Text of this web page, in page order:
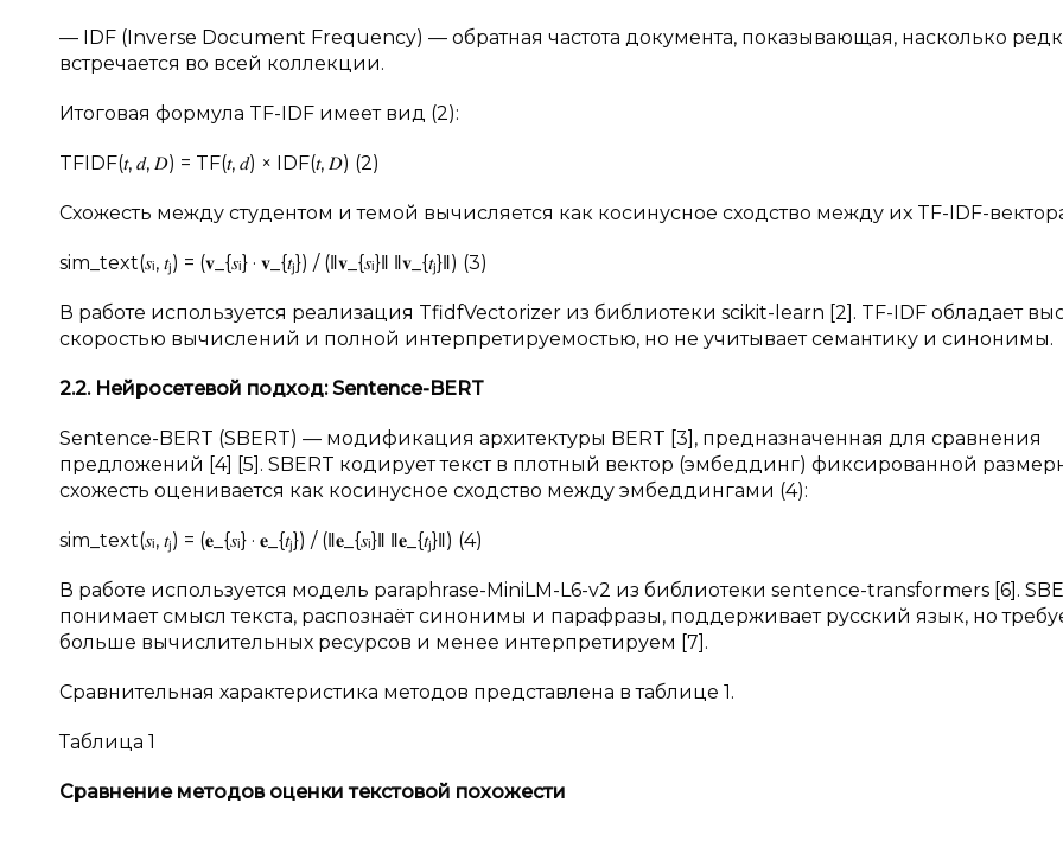
— IDF (Inverse Document Frequency) — обратная частота документа, показывающая, насколько
встречается во всей коллекции.
Итоговая формула TF-IDF имеет вид (2):
TFIDF(𝑡, 𝑑, 𝐷) = TF(𝑡, 𝑑) × IDF(𝑡, 𝐷) (2)
Схожесть между студентом и темой вычисляется как косинусное сходство между их TF-IDF-
sim_text(𝑠ᵢ, 𝑡ⱼ) = (𝐯_{𝑠ᵢ} · 𝐯_{𝑡ⱼ}) / (‖𝐯_{𝑠ᵢ}‖ ‖𝐯_{𝑡ⱼ}‖) (3)
В работе используется реализация TfidfVectorizer из библиотеки scikit-learn [2]. TF-IDF обладает
скоростью вычислений и полной интерпретируемостью, но не учитывает семантику и синонимы.
2.2. Нейросетевой подход: Sentence-BERT
Sentence-BERT (SBERT) — модификация архитектуры BERT [3], предназначенная для сравнения
предложений [4] [5]. SBERT кодирует текст в плотный вектор (эмбеддинг) фиксированной
схожесть оценивается как косинусное сходство между эмбеддингами (4):
sim_text(𝑠ᵢ, 𝑡ⱼ) = (𝐞_{𝑠ᵢ} · 𝐞_{𝑡ⱼ}) / (‖𝐞_{𝑠ᵢ}‖ ‖𝐞_{𝑡ⱼ}‖) (4)
В работе используется модель paraphrase-MiniLM-L6-v2 из библиотеки sentence-transformers [6].
понимает смысл текста, распознаёт синонимы и парафразы, поддерживает русский язык, но
больше вычислительных ресурсов и менее интерпретируем [7].
Сравнительная характеристика методов представлена в таблице 1.
Таблица 1
Сравнение методов оценки текстовой похожести